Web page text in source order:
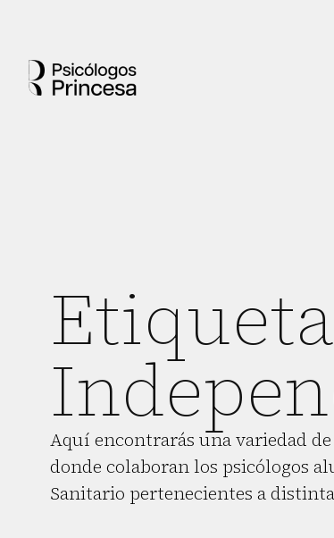
Aquí encontrarás una variedad
donde colaboran los psicólogos
Sanitario pertenecientes a